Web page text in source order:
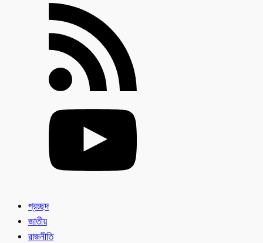
প্রচ্ছদ
জাতীয়
রাজনীতি